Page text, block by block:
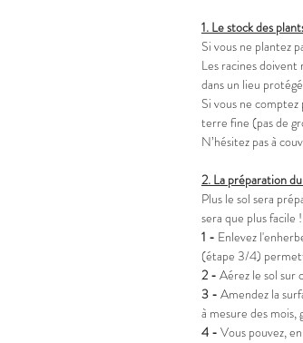
1. Le stock des
Si vous ne plantez
Les racines doivent
dans un lieu
Si vous ne comptez
terre fine (pas de
N’hésitez pas à
2. La préparation
Plus le sol sera
sera que plus facile
1 - Enlevez
(étape 3/4)
2 - Aérez le sol sur
3 - Amendez la
à mesure des
4 - Vous pouvez,